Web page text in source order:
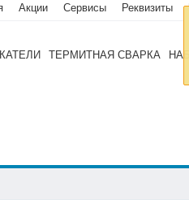
Акции Сервисы Реквизиты
ТЕРМИТНАЯ СВАРКА